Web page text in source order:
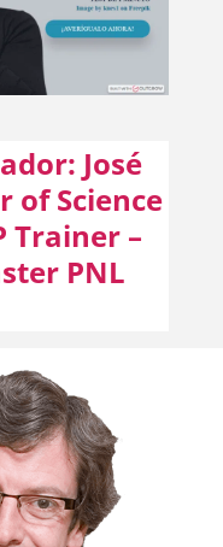
José
of Science
Trainer –
PNL